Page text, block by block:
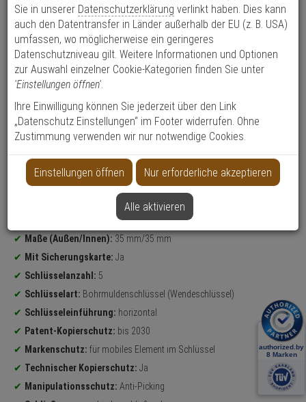
ein,
um
Suche
starten.
Knaufzylinder A35/K35 - 5Schl.
Produktmerkmale
Datenblatt drucken
Weitere Varianten...
HOCH
Bravus.2000 MX Knaufzylinder
Maße (Außen/Innen): 35 mm/35 mm
Mit Sicherungskarte: Ja
Schlüsselanzahl: 5
Schlüsselart: Bohrmuldenschlüssel (Wendeschlüssel)
Schlüsseleinführung: horizontal
Patent-Kopierschutz: bis 2030
Markenschutz: für mobiles Element im Schlüssel
Technischer Kopierschutz: Ja
Manipulationsschutz: Anti-Picking
Sie in unserer Datenschutzerklärung verlinkt haben. Dies kann
auch den Datentransfer in Länder außerhalb der EU (z. B. USA)
umfassen, wo möglicherweise ein geringeres
Datenschutzniveau gilt. Weitere Informationen und Optionen
zur Auswahl einzelner Cookie-Kategorien finden Sie unter
'Einstellungen öffnen'.
Ihre Einwilligung können Sie jederzeit über den Link
„Datenschutz Einstellungen“ im Footer widerrufen. Ohne
Zustimmung verwenden wir nur notwendige Cookies.
Einstellungen öffnen Nur erforderliche akzeptieren
Alle aktivieren